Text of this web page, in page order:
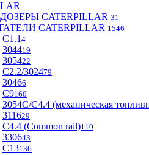
CATERPILLAR 31
CATERPILLAR 1546
C1.1 4
304419
305422
С2.2/302479
30466
С9160
3054С/С4.4 (механическая
311629
С4.4 (Common rail)110
330643
С13136